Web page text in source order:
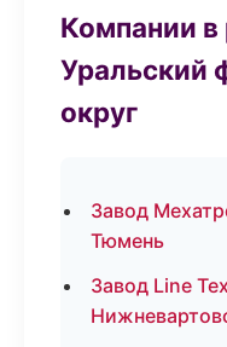
Компании в
Уральский
округ
Завод
Тюмень
Завод Line